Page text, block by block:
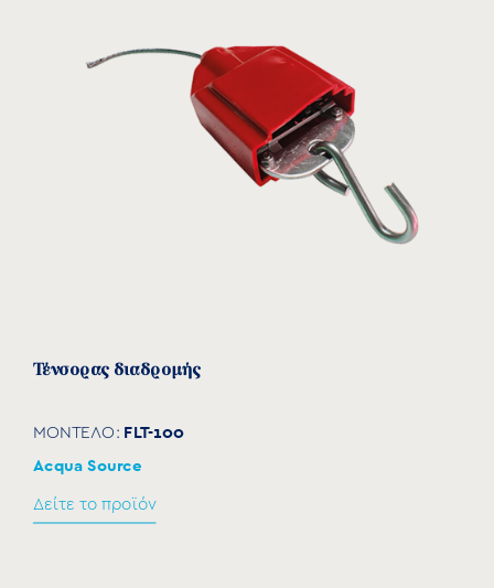
Τένσορας διαδρομής
ΜΟΝΤΕΛΟ: FLT-100
Acqua Source
Δείτε το προϊόν